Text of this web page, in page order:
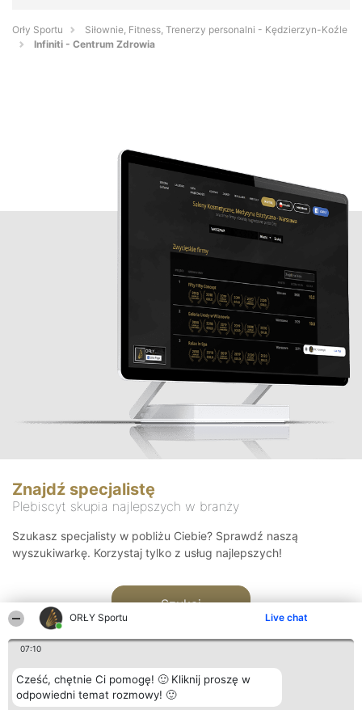
ORŁY Sportu Live chat
07:10
Cześć, chętnie Ci pomogę! 🙂 Kliknij proszę w
odpowiedni temat rozmowy! 🙂
Orły Sportu
Siłownie, Fitness, Trenerzy personalni - Kędzierzyn-Koźle
Infiniti - Centrum Zdrowia
Znajdź specjalistę
Plebiscyt skupia najlepszych w branży
Szukasz specjalisty w pobliżu Ciebie? Sprawdź naszą
wyszukiwarkę. Korzystaj tylko z usług najlepszych!
Szukaj